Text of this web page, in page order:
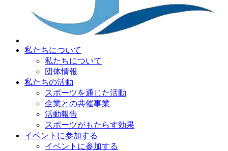
私たちについて
私たちについて
団体情報
私たちの活動
スポーツを通じた活動
企業との共催事業
活動報告
スポーツがもたらす効果
イベントに参加する
イベントに参加する